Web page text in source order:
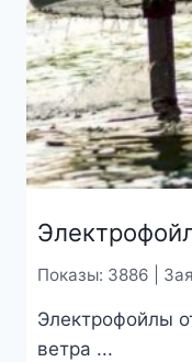
Показы: 3886 |
Электрофойлы
ветра ...